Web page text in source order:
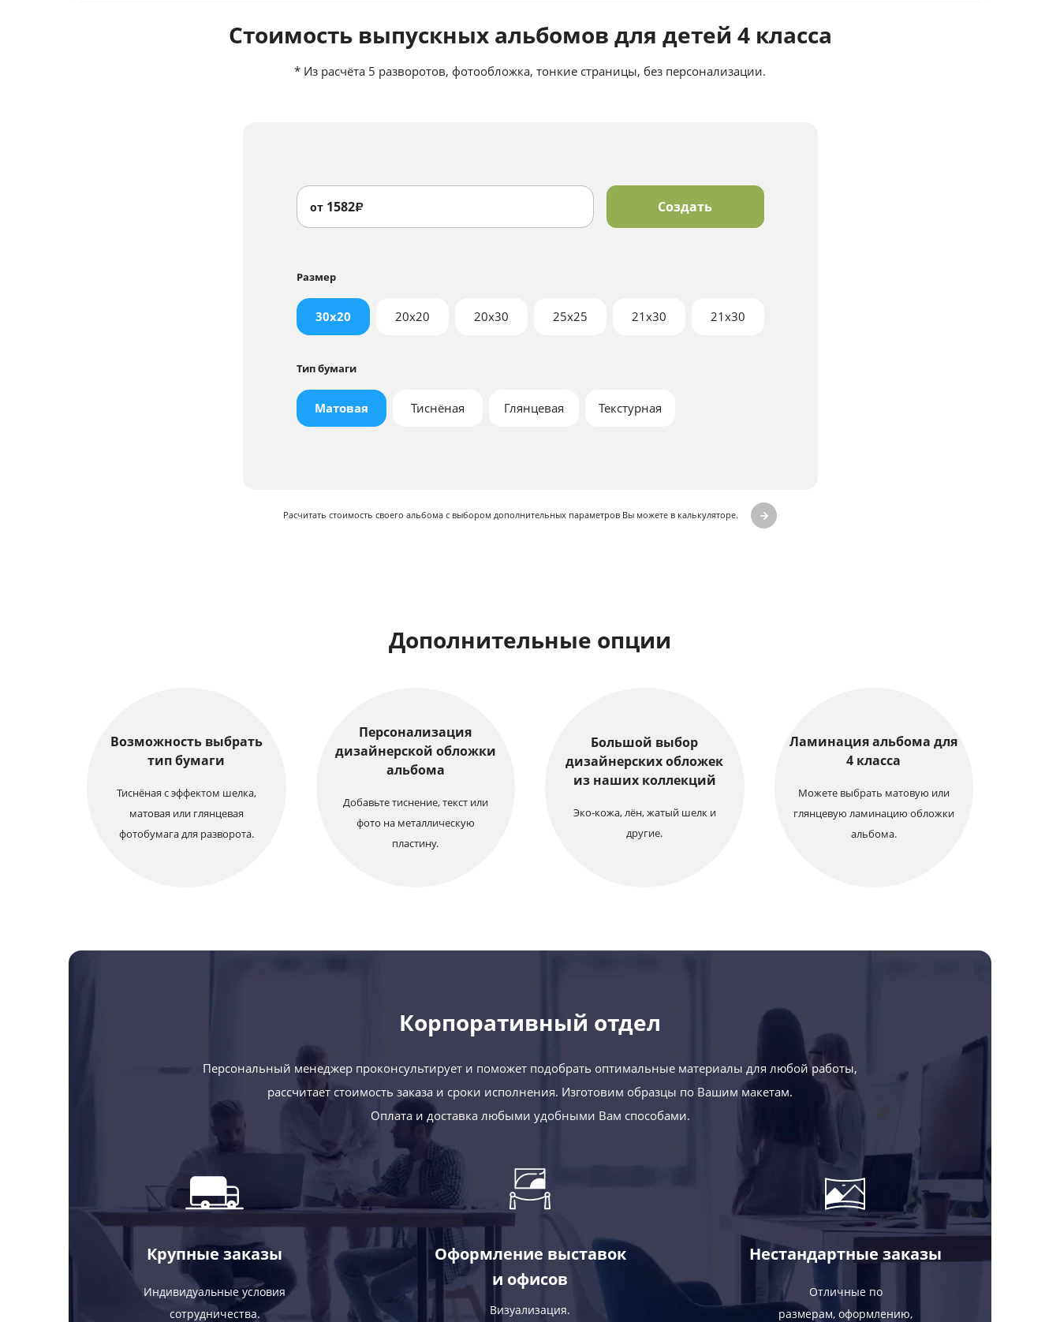
Стоимость выпускных альбомов для детей 4 класса
* Из расчёта 5 разворотов, фотообложка, тонкие страницы, без персонализации.
от 1582₽ Создать
Размер
30x20 20x20 20x30 25x25 21х30 21x30
Тип бумаги
Матовая Тиснёная Глянцевая Текстурная
Расчитать стоимость своего альбома с выбором дополнительных параметров Вы можете в калькуляторе.
Дополнительные опции
Возможность выбрать
тип бумаги
Тиснёная с эффектом шелка,
матовая или глянцевая
фотобумага для разворота.
Персонализация
дизайнерской обложки
альбома
Добавьте тиснение, текст или
фото на металлическую
пластину.
Большой выбор
дизайнерских обложек
из наших коллекций
Эко-кожа, лён, жатый шелк и
другие.
Ламинация альбома для
4 класса
Можете выбрать матовую или
глянцевую ламинацию обложки
альбома.
Корпоративный отдел
Персональный менеджер проконсультирует и поможет подобрать оптимальные материалы для любой работы,
рассчитает стоимость заказа и сроки исполнения. Изготовим образцы по Вашим макетам.
Оплата и доставка любыми удобными Вам способами.
Крупные заказы
Индивидуальные условия
сотрудничества.
Оформление выставок
и офисов
Визуализация.
Нестандартные заказы
Отличные по
размерам, оформлению,